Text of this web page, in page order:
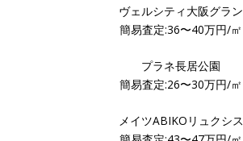
ヴェルシティ大阪グラン
簡易査定:36〜40万円/㎡
プラネ長居公園
簡易査定:26〜30万円/㎡
メイツABIKOリュクシス